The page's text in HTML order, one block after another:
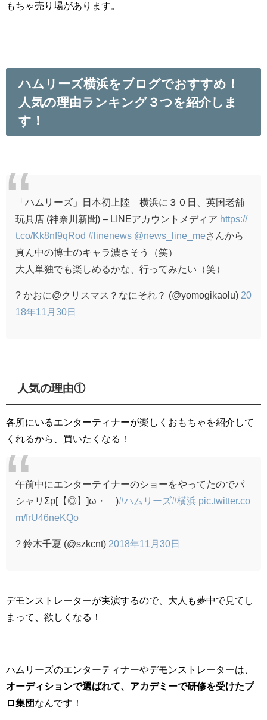
もちゃ売り場があります。
ハムリーズ横浜をブログでおすすめ！
人気の理由ランキング３つを紹介しま
す！
「ハムリーズ」日本初上陸 横浜に３０日、英国老舗
玩具店 (神奈川新聞) – LINEアカウントメディア https://
t.co/Kk8nf9qRod #linenews @news_line_meさんから
真ん中の博士のキャラ濃さそう（笑）
大人単独でも楽しめるかな、行ってみたい（笑）
? かおに@クリスマス？なにそれ？ (@yomogikaolu) 20
18年11月30日
人気の理由①
各所にいるエンターティナーが楽しくおもちゃを紹介して
くれるから、買いたくなる！
午前中にエンターテイナーのショーをやってたのでパ
シャリΣp[【◎】]ω・´)#ハムリーズ#横浜 pic.twitter.co
m/frU46neKQo
? 鈴木千夏 (@szkcnt) 2018年11月30日
デモンストレーターが実演するので、大人も夢中で見てし
まって、欲しくなる！
ハムリーズのエンターティナーやデモンストレーターは、
オーディションで選ばれて、アカデミーで研修を受けたプ
ロ集団 なんです！